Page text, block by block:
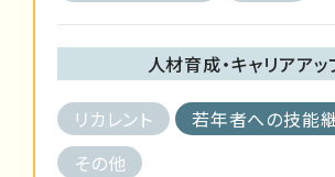
人材育成・キャリアアッ
リカレント
若年者への技能
その他